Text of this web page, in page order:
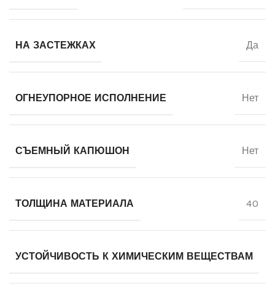
НА ЗАСТЕЖКАХ Да
ОГНЕУПОРНОЕ ИСПОЛНЕНИЕ Нет
СЪЕМНЫЙ КАПЮШОН Нет
ТОЛЩИНА МАТЕРИАЛА 40
УСТОЙЧИВОСТЬ К ХИМИЧЕСКИМ ВЕЩЕСТВАМ